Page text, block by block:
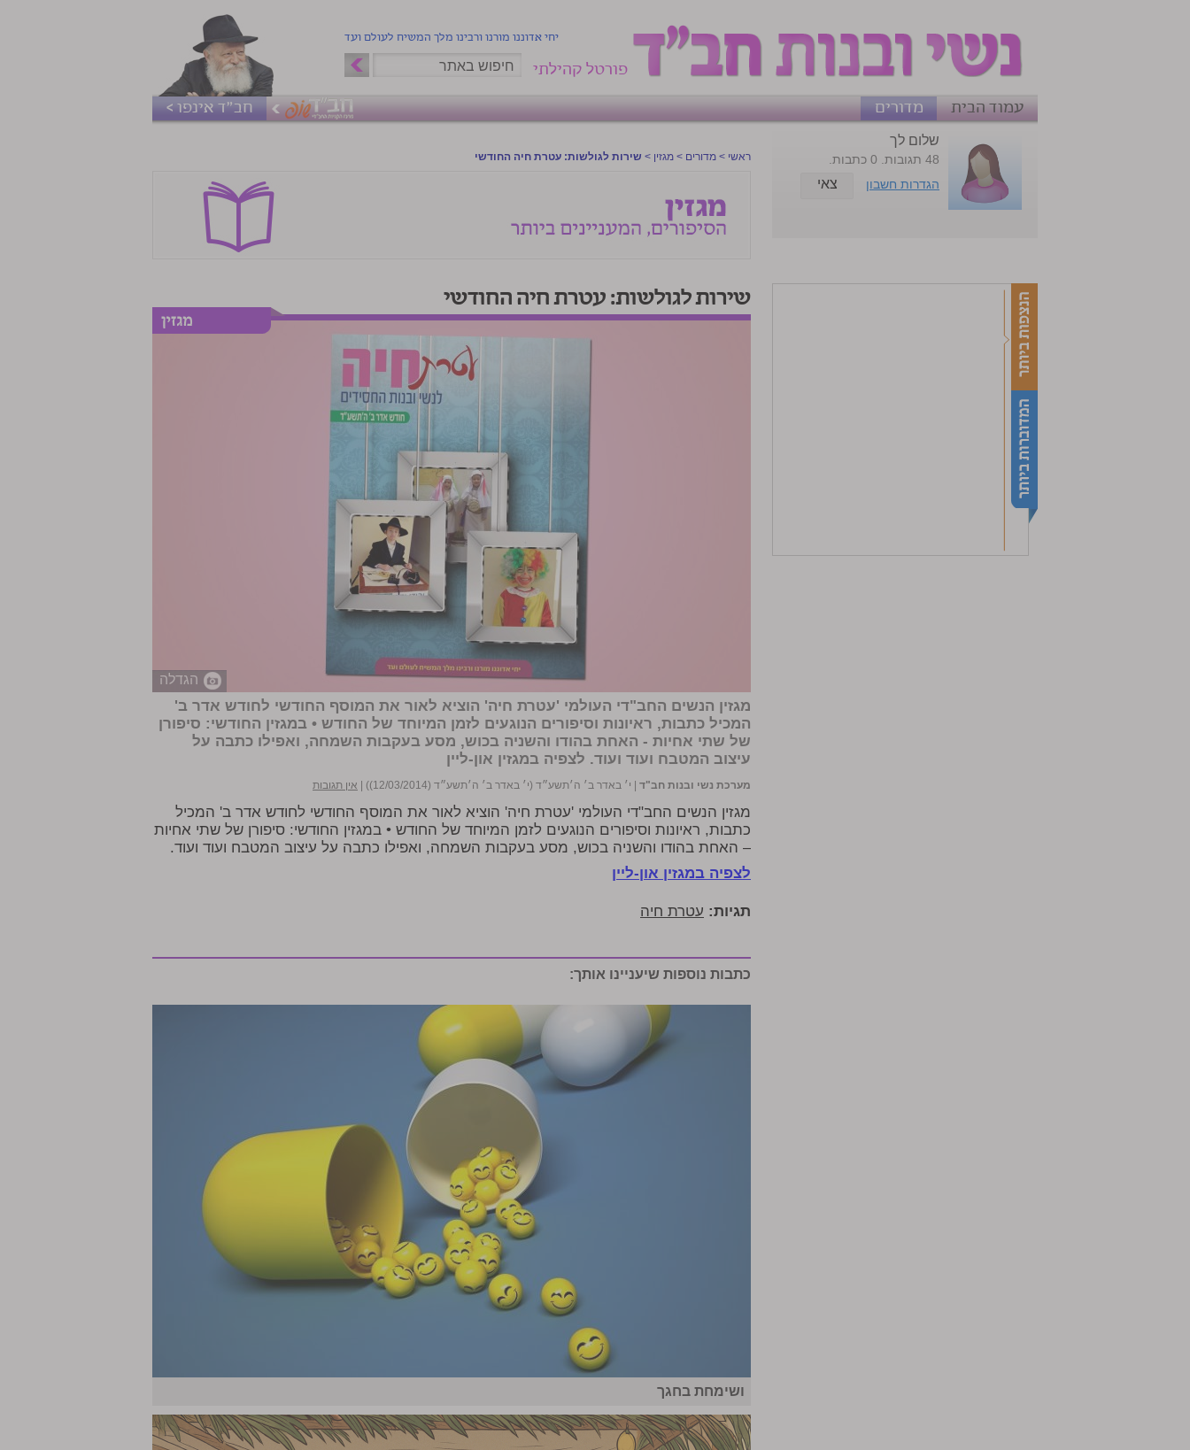
יחי אדוננו מורנו ורבינו מלך המשיח לעולם ועד
פורטל קהילתי
עמוד הבית
מדורים חב"ד אינפו >
ראשי > מדורים > מגזין > שירות לגולשות: עטרת חיה החודשי
שירות לגולשות: עטרת חיה החודשי
הגדלה
מגזין הנשים החב"די העולמי 'עטרת חיה' הוציא לאור את המוסף החודשי לחודש אדר ב'
המכיל כתבות, ראיונות וסיפורים הנוגעים לזמן המיוחד של החודש • במגזין החודשי: סיפורן
של שתי אחיות - האחת בהודו והשניה בכוש, מסע בעקבות השמחה, ואפילו כתבה על
עיצוב המטבח ועוד ועוד. לצפיה במגזין און-ליין
מערכת נשי ובנות חב"ד י׳ באדר ב׳ ה׳תשע״ד (י׳ באדר ב׳ ה׳תשע״ד (12/03/2014)) אין תגובות
מגזין הנשים החב"די העולמי 'עטרת חיה' הוציא לאור את המוסף החודשי לחודש אדר ב' המכיל
כתבות, ראיונות וסיפורים הנוגעים לזמן המיוחד של החודש • במגזין החודשי: סיפורן של שתי אחיות
– האחת בהודו והשניה בכוש, מסע בעקבות השמחה, ואפילו כתבה על עיצוב המטבח ועוד ועוד.
לצפיה במגזין און-ליין
תגיות: עטרת חיה
כתבות נוספות שיעניינו אותך:
ושימחת בחגך
שלום לך
48 תגובות. 0 כתבות.
הגדרות חשבון
צאי